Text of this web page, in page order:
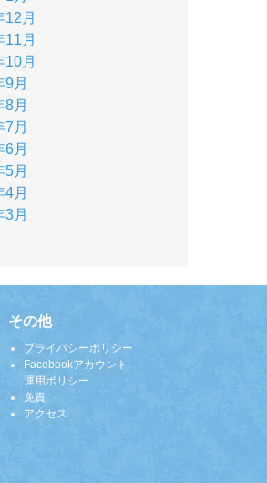
12月
11月
10月
9月
8月
7月
6月
5月
4月
3月
その他
プライバシーポリシー
Facebookアカウント
運用ポリシー
免責
アクセス